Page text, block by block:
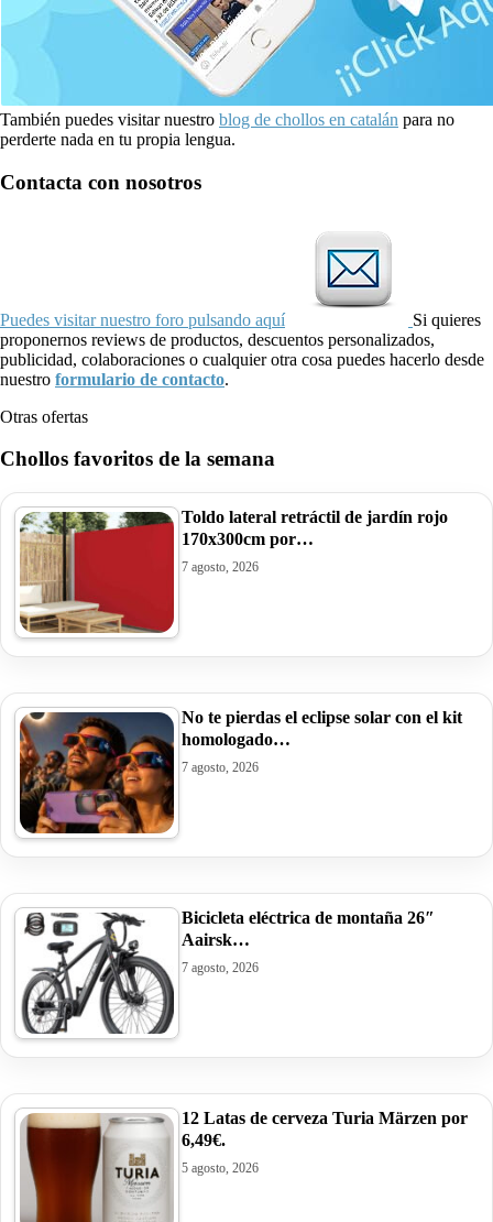
También puedes visitar nuestro blog de chollos en catalán para no
perderte nada en tu propia lengua.
Contacta con nosotros
Puedes visitar nuestro foro pulsando aquí
Si quieres
proponernos reviews de productos, descuentos personalizados,
publicidad, colaboraciones o cualquier otra cosa puedes hacerlo desde
nuestro formulario de contacto.
Otras ofertas
Chollos favoritos de la semana
Toldo lateral retráctil de jardín rojo
170x300cm por…
7 agosto, 2026
No te pierdas el eclipse solar con el kit
homologado…
7 agosto, 2026
Bicicleta eléctrica de montaña 26″
Aairsk…
7 agosto, 2026
12 Latas de cerveza Turia Märzen por
6,49€.
5 agosto, 2026